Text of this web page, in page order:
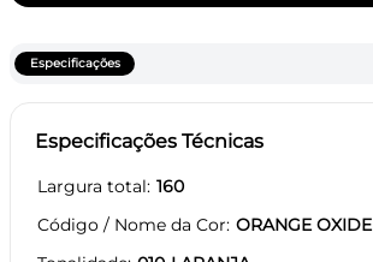
Especificações
Especificações Técnicas
Largura total 160
Código / Nome da Cor ORANGE OXIDE